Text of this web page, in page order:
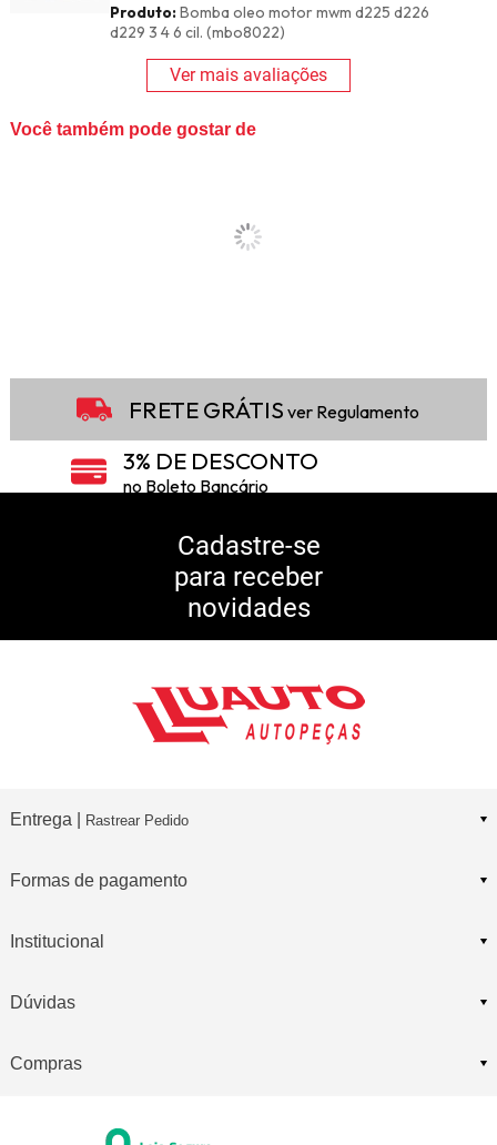
Produto:Bomba oleo motor mwm d225 d226
d229 3 4 6 cil. (mbo8022)
Ver mais avaliações
Você também pode gostar de
FRETE GRÁTIS ver Regulamento
3% DE DESCONTO
no Boleto Bancário
5% DE DESCONTO
10% DE CASHBACK
Consulte Regulamento
Cadastre-se
para receber
novidades
Entrega | Rastrear Pedido
Formas de pagamento
Institucional
Dúvidas
Compras